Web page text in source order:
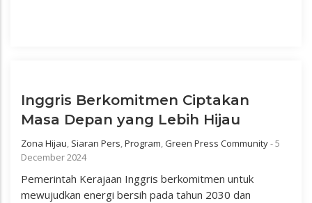
Inggris Berkomitmen Ciptakan
Masa Depan yang Lebih Hijau
Zona Hijau, Siaran Pers,Program,Green Press Community-5
December 2024
Pemerintah Kerajaan Inggris berkomitmen untuk
mewujudkan energi bersih pada tahun 2030 dan